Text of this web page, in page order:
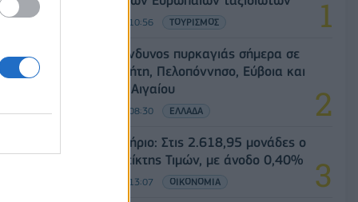
ή
07/08/2026 - 10:56 ΤΟΥΡΙΣΜΟΣ
Υψηλός κίνδυνος πυρκαγιάς σήμερα σε
Αττική, Κρήτη, Πελοπόννησο, Εύβοια και
νησιά του Αιγαίου
07/08/2026 - 08:30 ΕΛΛΑΔΑ
Χρηματιστήριο: Στις 2.618,95 μονάδες ο
Γενικός Δείκτης Τιμών, με άνοδο 0,40%
07/08/2026 - 13:07 ΟΙΚΟΝΟΜΙΑ